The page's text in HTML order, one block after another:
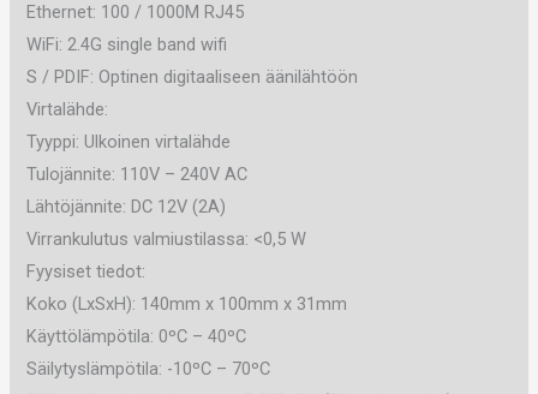
Ethernet: 100 / 1000M RJ45
WiFi: 2.4G single band wifi
S / PDIF: Optinen digitaaliseen äänilähtöön
Virtalähde:
Tyyppi: Ulkoinen virtalähde
Tulojännite: 110V – 240V AC
Lähtöjännite: DC 12V (2A)
Virrankulutus valmiustilassa: <0,5 W
Fyysiset tiedot:
Koko (LxSxH): 140mm x 100mm x 31mm
Käyttölämpötila: 0ºC – 40ºC
Säilytyslämpötila: -10ºC – 70ºC